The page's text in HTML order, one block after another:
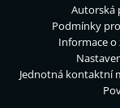
Autorská
Podmínky
Informace
Jednotná kontaktní